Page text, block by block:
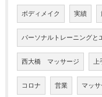
ボディメイク 実績
パーソナルトレーニングと
西大橋 マッサージ 上
コロナ 営業 マッ